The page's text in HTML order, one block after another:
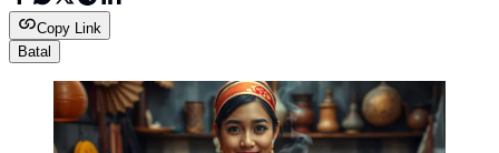
Copy Link
Batal